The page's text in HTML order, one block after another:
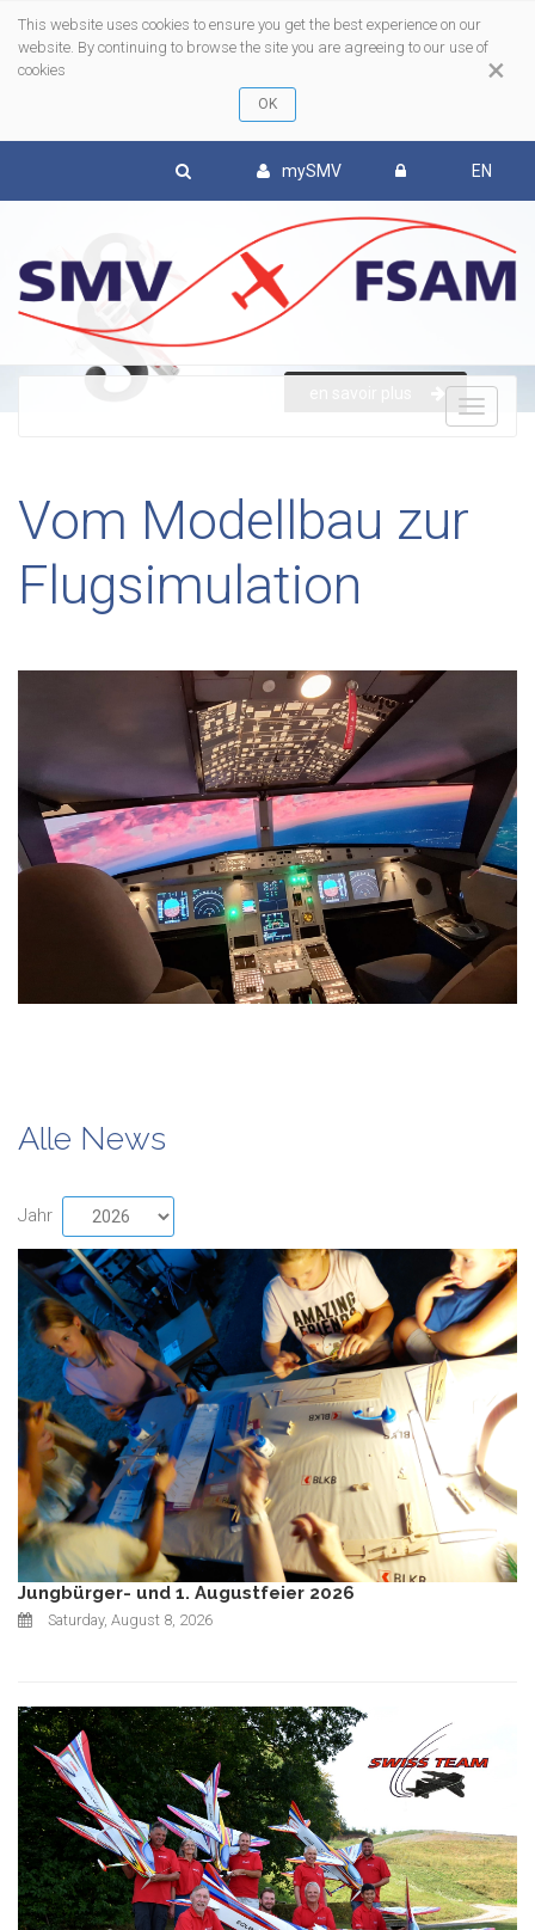
×
This website uses cookies to ensure you get the best experience on our
website. By continuing to browse the site you are agreeing to our use of
cookies
mySMV EN
Vom Modellbau zur
Flugsimulation
Alle News
Jahr
Jungbürger- und 1. Augustfeier 2026
Saturday, August 8, 2026